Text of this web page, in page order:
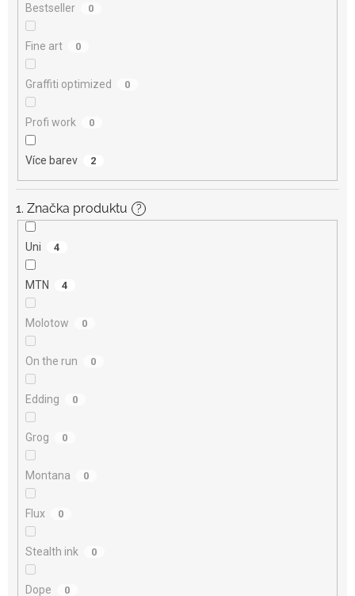
Bestseller 0
Fine art 0
Graffiti optimized 0
Profi work 0
Více barev 2
1. Značka produktu ?
Uni 4
MTN 4
Molotow 0
On the run 0
Edding 0
Grog 0
Montana 0
Flux 0
Stealth ink 0
Dope 0